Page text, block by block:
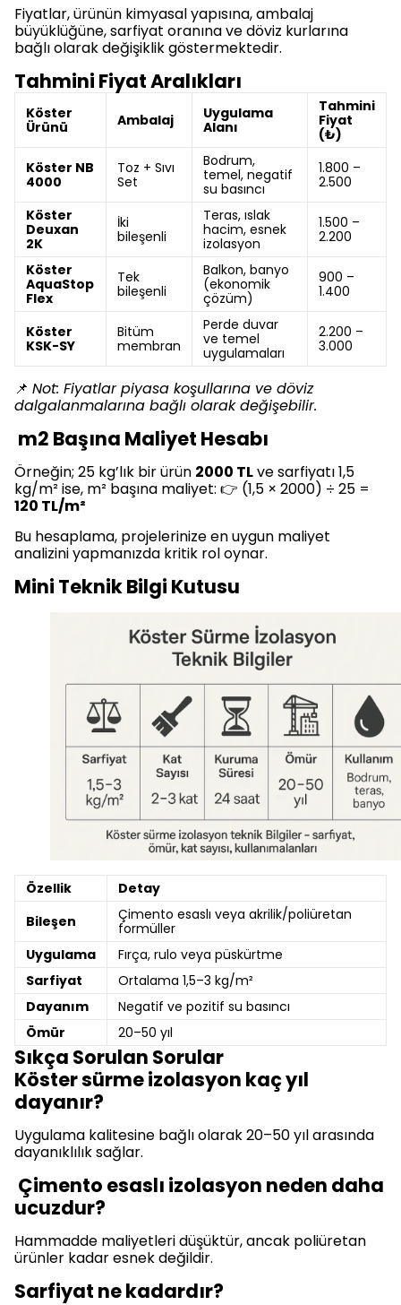
Fiyatlar, ürünün kimyasal yapısına, ambalaj
büyüklüğüne, sarfiyat oranına ve döviz kurlarına
bağlı olarak değişiklik göstermektedir.
Tahmini Fiyat Aralıkları
Köster
Ürünü
Ambalaj
Uygulama
Alanı
Tahmini
Fiyat
(₺)
Köster NB
4000
Toz + Sıvı
Set
Bodrum,
temel, negatif
su basıncı
1.800 –
2.500
Köster
Deuxan
2K
İki
bileşenli
Teras, ıslak
hacim, esnek
izolasyon
1.500 –
2.200
Köster
AquaStop
Flex
Tek
bileşenli
Balkon, banyo
(ekonomik
çözüm)
900 –
1.400
Köster
KSK-SY
Bitüm
membran
Perde duvar
ve temel
uygulamaları
2.200 –
3.000
📌 Not: Fiyatlar piyasa koşullarına ve döviz
dalgalanmalarına bağlı olarak değişebilir.
m2 Başına Maliyet Hesabı
Örneğin; 25 kg’lık bir ürün 2000 TLve sarfiyatı 1,5
kg/m² ise, m² başına maliyet: 👉 (1,5 × 2000) ÷ 25 =
120 TL/m²
Bu hesaplama, projelerinize en uygun maliyet
analizini yapmanızda kritik rol oynar.
Mini Teknik Bilgi Kutusu
Özellik
Detay
Bileşen
Çimento esaslı veya akrilik/poliüretan
formüller
Uygulama
Fırça, rulo veya püskürtme
Sarfiyat
Ortalama 1,5–3 kg/m²
Dayanım
Negatif ve pozitif su basıncı
Ömür
20–50 yıl
Sıkça Sorulan Sorular
Köster sürme izolasyon kaç yıl
dayanır?
Uygulama kalitesine bağlı olarak 20–50 yıl arasında
dayanıklılık sağlar.
Çimento esaslı izolasyon neden daha
ucuzdur?
Hammadde maliyetleri düşüktür, ancak poliüretan
ürünler kadar esnek değildir.
Sarfiyat ne kadardır?